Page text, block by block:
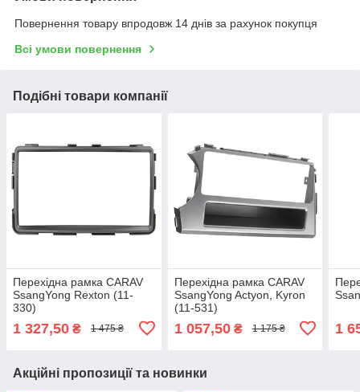
Повернення товару впродовж 14 днів за рахунок покупця
Всі умови повернення
Подібні товари компанії
Перехідна рамка CARAV
SsangYong Rexton (11-
330)
1 327,50 ₴ 1 475 ₴
Перехідна рамка CARAV
SsangYong Actyon, Kyron
(11-531)
1 057,50₴ 1 175 ₴ 1
Акційні пропозиції та новинки